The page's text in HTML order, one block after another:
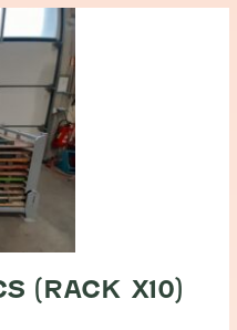
(RACK X10)